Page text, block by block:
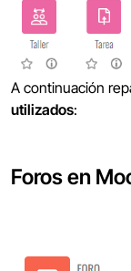
A continuación
utilizados:
Foros en